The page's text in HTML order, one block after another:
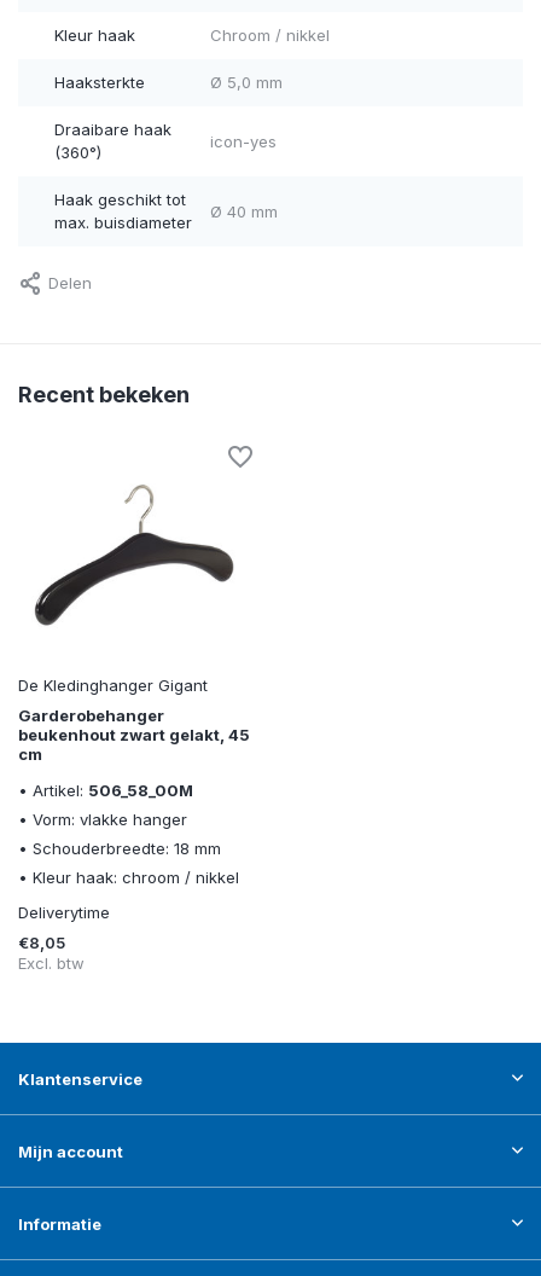
Kleur haak Chroom / nikkel
Haaksterkte Ø 5,0 mm
Draaibare haak
(360°)
icon-yes
Haak geschikt tot
max. buisdiameter
Ø 40 mm
Delen
Recent bekeken
De Kledinghanger Gigant
Garderobehanger
beukenhout zwart gelakt, 45
cm
• Artikel: 506_58_00M
• Vorm: vlakke hanger
• Schouderbreedte: 18 mm
• Kleur haak: chroom / nikkel
Deliverytime
€8,05
Excl. btw
Klantenservice
Mijn account
Informatie